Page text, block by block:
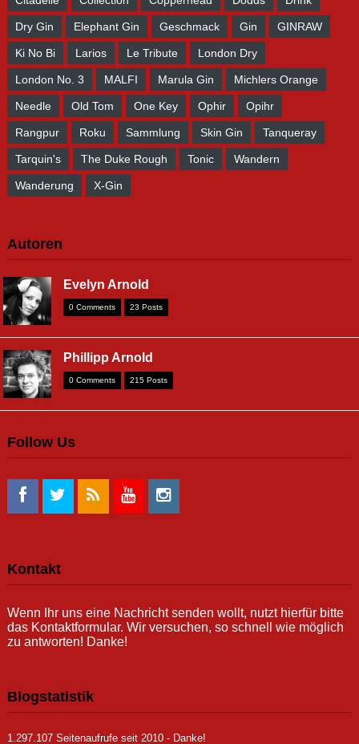
Dry Gin Elephant Gin Geschmack Gin GINRAW
Ki No Bi Larios Le Tribute London Dry
London No. 3 MALFI Marula Gin Michlers Orange
Needle Old Tom One Key Ophir Opihr
Rangpur Roku Sammlung Skin Gin Tanqueray
Tarquin's The Duke Rough Tonic Wandern
Wanderung X-Gin
Autoren
Evelyn Arnold
0 Comments 23 Posts
Phillipp Arnold
0 Comments 215 Posts
Follow Us
Kontakt
Wenn Ihr uns eine Nachricht senden wollt, nutzt hierfür bitte
das Kontaktformular. Wir versuchen, so schnell wie möglich
zu antworten! Danke!
Blogstatistik
1.297.107 Seitenaufrufe seit 2010 - Danke!